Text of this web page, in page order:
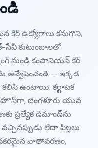
కేర్ ఉద్యోగాలు కనుగొని,
కుటుంబాలతో
నుండి కంపానియన్ కేర్
అన్వేషించండి — ఇక్కడ
ఉంటాయి. కర్ణాటక
బెంగళూరు యువ
ప్రత్యేక డిమాండ్‌ను
వచ్చినప్పుడు లేదా పిల్లలు
వాతావరణం,